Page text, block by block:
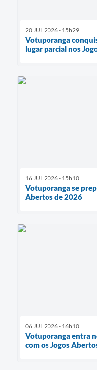
20 JUL 2026 - 15h29
Votuporanga
lugar parcial nos
16 JUL 2026 - 15h10
Votuporanga se
Abertos de 2026
06 JUL 2026 - 16h10
Votuporanga entra
com os Jogos